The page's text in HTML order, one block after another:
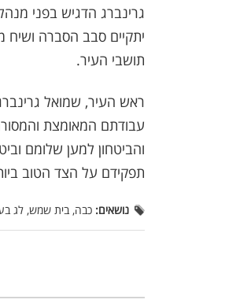
גרינברג הדגיש בפני
יתקיים סבב הסברה ושיח
תושבי העיר.
ראש העיר, שמואל
עבודתם המאומצת
והביטחון למען שלומם
תפקידם על הצד הטוב
נושאים: כבה, בית שמש, לג